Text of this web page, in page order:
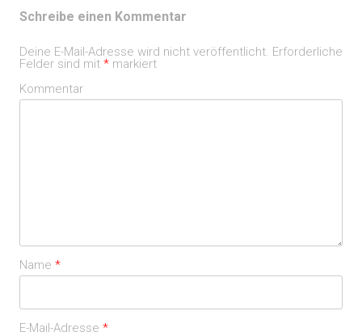
Schreibe einen Kommentar
Deine E-Mail-Adresse wird nicht veröffentlicht. Erforderliche
Felder sind mit * markiert
Kommentar
Name *
E-Mail-Adresse *